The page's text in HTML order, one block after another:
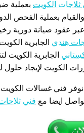
ثلاجات الكويت بعملية
بعملية الفحص
عقود صيانة دورية
هندي الجابرية
الجابرية الكويت
الكويت لإيجاد حلول
ايضا مع فني